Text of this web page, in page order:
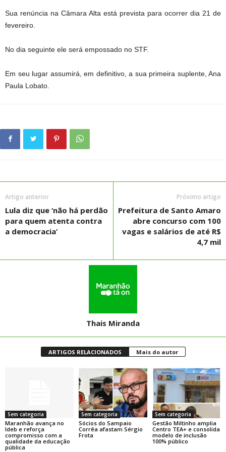
Sua renúncia na Câmara Alta está prevista para ocorrer dia 21 de
fevereiro.
No dia seguinte ele será empossado no STF.
Em seu lugar assumirá, em definitivo, a sua primeira suplente, Ana
Paula Lobato.
Artigo anterior
Lula diz que ‘não há perdão
para quem atenta contra
a democracia’
Próximo artigo
Prefeitura de Santo Amaro
abre concurso com 100
vagas e salários de até R$
4,7 mil
Thais Miranda
ARTIGOS RELACIONADOS Mais do autor
Sem categoria
Maranhão avança no
Ideb e reforça
compromisso com a
qualidade da educação
pública
Sem categoria
Sócios do Sampaio
Corrêa afastam Sérgio
Frota
Sem categoria
Gestão Miltinho amplia
Centro TEA+ e consolida
modelo de inclusão
100% público